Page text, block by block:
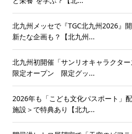
北九州メッセで『TGC北九州2026』
新たな企画も？【北九州...
北九州初開催「サンリオキャラクタ
限定オープン 限定グッ...
2026年も「こども文化パスポート」
施設＞で特典あり【北九...